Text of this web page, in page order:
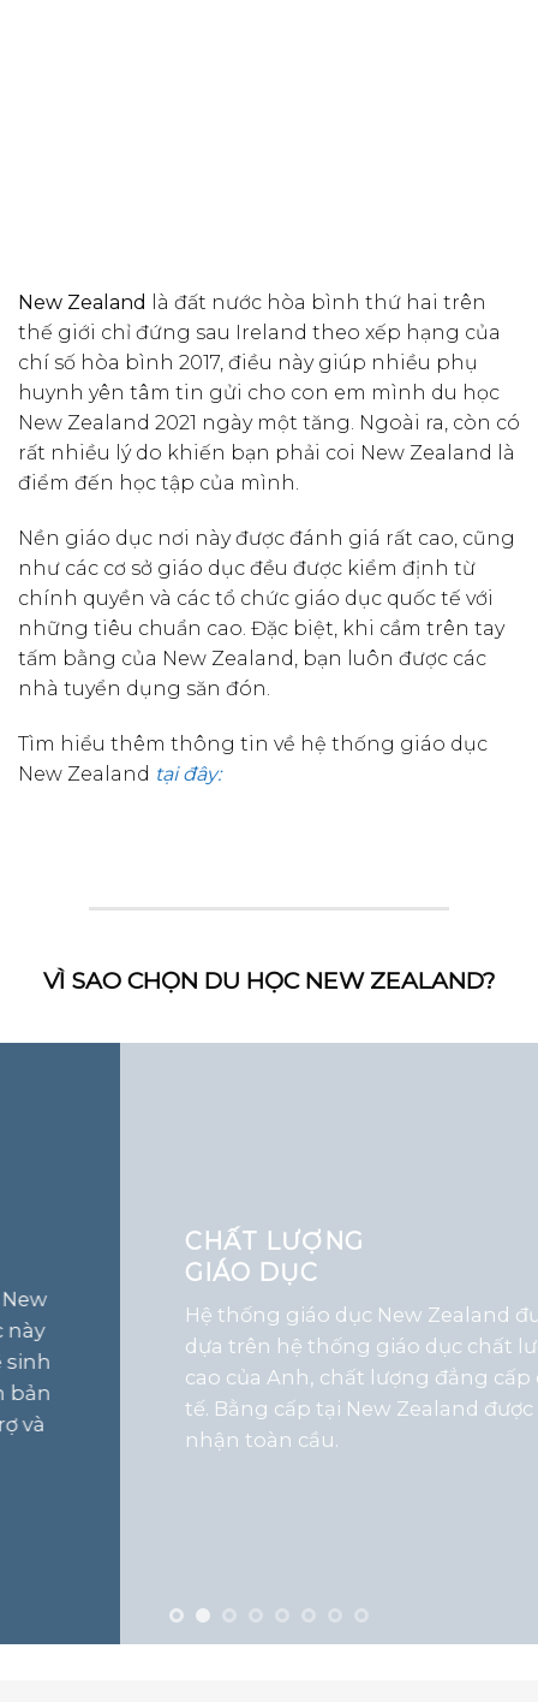
New Zealand
là đất nước hòa bình thứ hai trên
thế giới chỉ đứng sau Ireland theo xếp hạng của
chí số hòa bình 2017, điều này giúp nhiều phụ
huynh yên tâm tin gửi cho con em mình du học
New Zealand 2021 ngày một tăng. Ngoài ra, còn có
rất nhiều lý do khiến bạn phải coi New Zealand là
điểm đến học tập của mình.
Nền giáo dục nơi này được đánh giá rất cao, cũng
như các cơ sở giáo dục đều được kiểm định từ
chính quyền và các tổ chức giáo dục quốc tế với
những tiêu chuẩn cao. Đặc biệt, khi cầm trên tay
tấm bằng của New Zealand, bạn luôn được các
nhà tuyển dụng săn đón.
Tìm hiểu thêm thông tin về hệ thống giáo dục
New Zealand tại đây:
VÌ SAO CHỌN DU HỌC NEW ZEALAND?
CHẤT LƯỢNG
GIÁO DỤC
Hệ thống giáo dục New Zealand được
dựa trên hệ thống giáo dục chất lượng
cao của Anh, chất lượng đẳng cấp quốc
tế. Bằng cấp tại New Zealand được công
nhận toàn cầu.